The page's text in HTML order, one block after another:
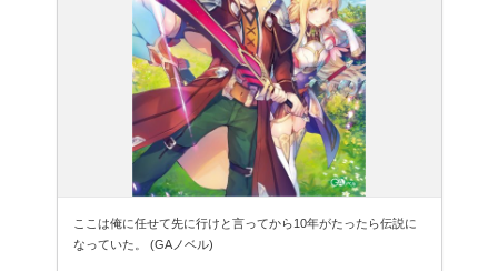
ここは俺に任せて先に行けと言ってから10年がたったら伝説に
なっていた。 (GAノベル)